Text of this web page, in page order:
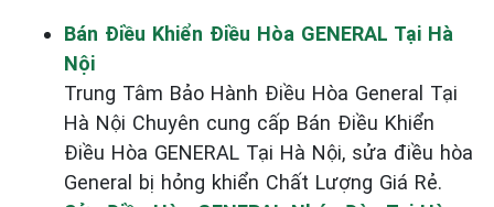
Bán Điều Khiển Điều Hòa GENERAL Tại Hà
Nội
Trung Tâm Bảo Hành Điều Hòa General Tại
Hà Nội Chuyên cung cấp Bán Điều Khiển
Điều Hòa GENERAL Tại Hà Nội, sửa điều hòa
General bị hỏng khiển Chất Lượng Giá Rẻ.